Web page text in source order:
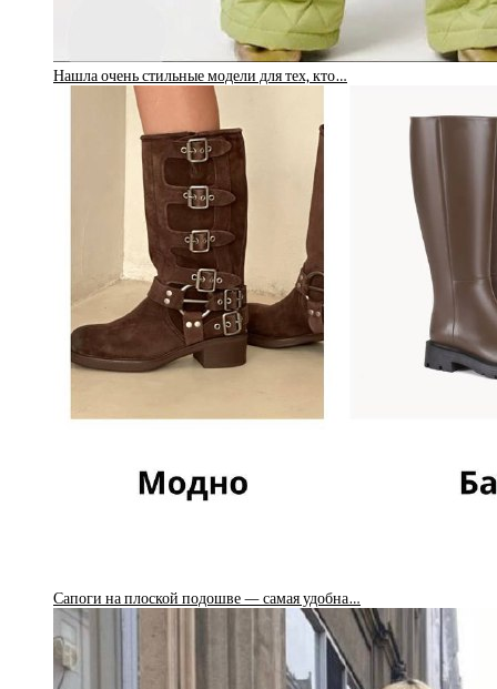
Нашла очень стильные модели для тех, кто…
Сапоги на плоской подошве — самая удобна…